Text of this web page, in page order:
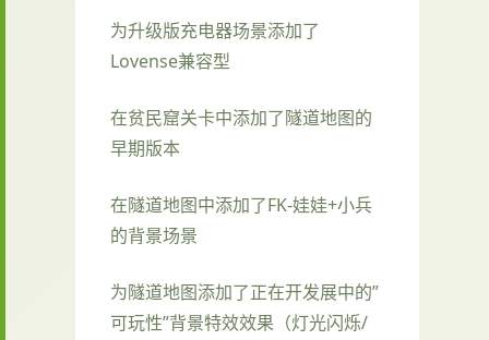
为升级版充电器场景添加了
Lovense兼容型
在贫民窟关卡中添加了隧道地图的
早期版本
在隧道地图中添加了FK-娃娃+小兵
的背景场景
为隧道地图添加了正在开发展中的”
可玩性”背景特效效果（灯光闪烁/